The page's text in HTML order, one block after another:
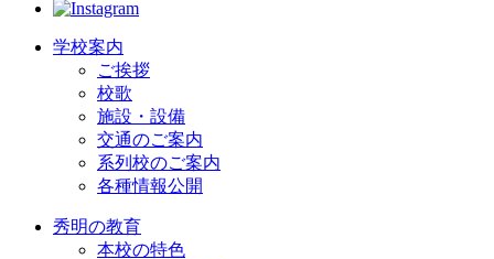
学校案内
ご挨拶
校歌
施設・設備
交通のご案内
系列校のご案内
各種情報公開
秀明の教育
本校の特色